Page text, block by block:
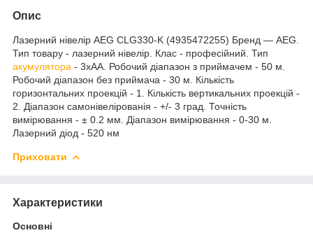
Опис
Лазерний нівелір AEG CLG330-K (4935472255) Бренд — AEG.
Тип товару - лазерний нівелір. Клас - професійний. Тип
акумулятора - 3xAA. Робочий діапазон з приймачем - 50 м.
Робочий діапазон без приймача - 30 м. Кількість
горизонтальних проекцій - 1. Кількість вертикальних проекцій -
2. Діапазон самонівелірованія - +/- 3 град. Точність
вимірювання - ± 0.2 мм. Діапазон вимірювання - 0-30 м.
Лазерний діод - 520 нм
Приховати
Характеристики
Основні